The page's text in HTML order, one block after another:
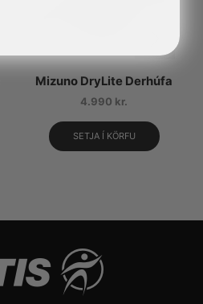
Mizuno DryLite Derhúfa
4.990 kr.
SETJA Í KÖRFU